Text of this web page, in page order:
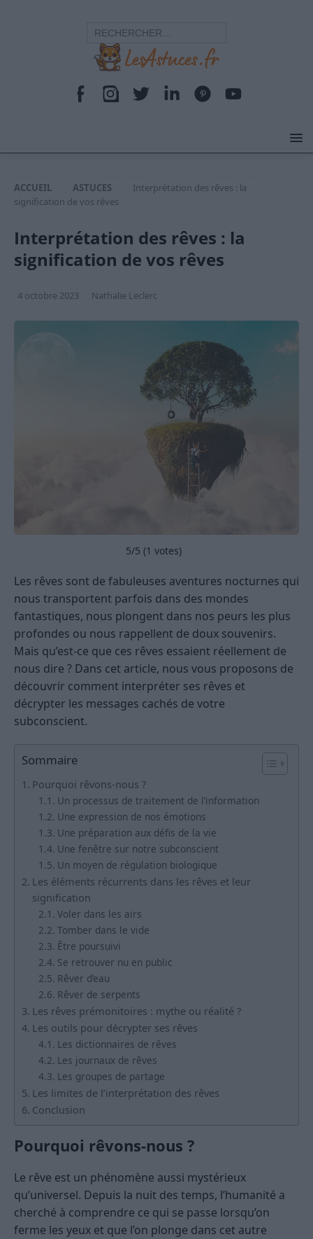
ACCUEIL ASTUCES
Interprétation des rêves : la
signification de vos rêves
Interprétation des rêves : la
signification de vos rêves
4 octobre 2023 Nathalie Leclerc
5/5 (1 votes)
Les rêves sont de fabuleuses aventures nocturnes qui
nous transportent parfois dans des mondes
fantastiques, nous plongent dans nos peurs les plus
profondes ou nous rappellent de doux souvenirs.
Mais qu’est-ce que ces rêves essaient réellement de
nous dire ? Dans cet article, nous vous proposons de
découvrir comment interpréter ses rêves et
décrypter les messages cachés de votre
subconscient.
Sommaire
Pourquoi rêvons-nous ?
Un processus de traitement de l’information
Une expression de nos émotions
Une préparation aux défis de la vie
Une fenêtre sur notre subconscient
Un moyen de régulation biologique
Les éléments récurrents dans les rêves et leur
signification
Voler dans les airs
Tomber dans le vide
Être poursuivi
Se retrouver nu en public
Rêver d’eau
Rêver de serpents
Les rêves prémonitoires : mythe ou réalité ?
Les outils pour décrypter ses rêves
Les dictionnaires de rêves
Les journaux de rêves
Les groupes de partage
Les limites de l’interprétation des rêves
Conclusion
Pourquoi rêvons-nous ?
Le rêve est un phénomène aussi mystérieux
qu’universel. Depuis la nuit des temps, l’humanité a
cherché à comprendre ce qui se passe lorsqu’on
ferme les yeux et que l’on plonge dans cet autre